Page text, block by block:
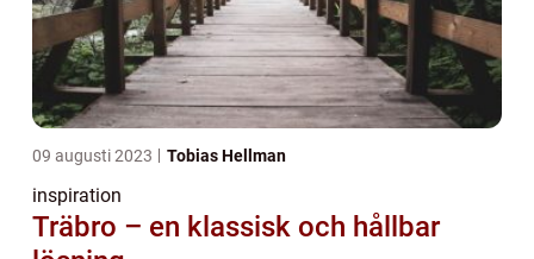
09 augusti 2023 Tobias Hellman
inspiration
Träbro – en klassisk och hållbar